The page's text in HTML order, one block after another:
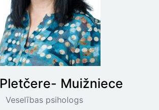
Pletčere- Muižniece
Veselības psihologs